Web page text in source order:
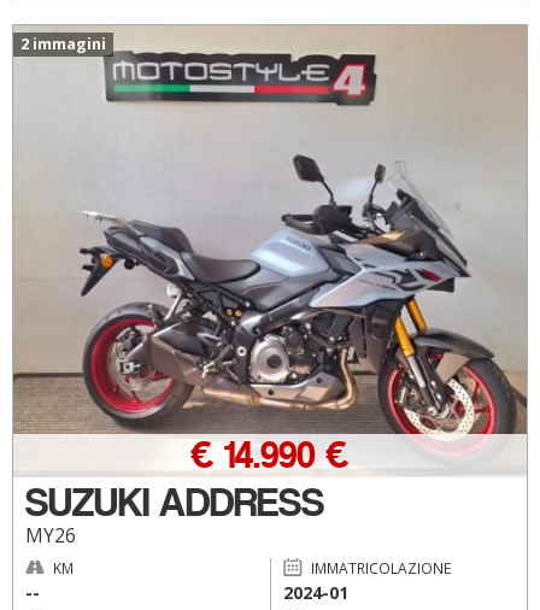
2 immagini
SUZUKI ADDRESS
MY26
€ 14.990 €
KM
--
IMMATRICOLAZIONE
2024-01